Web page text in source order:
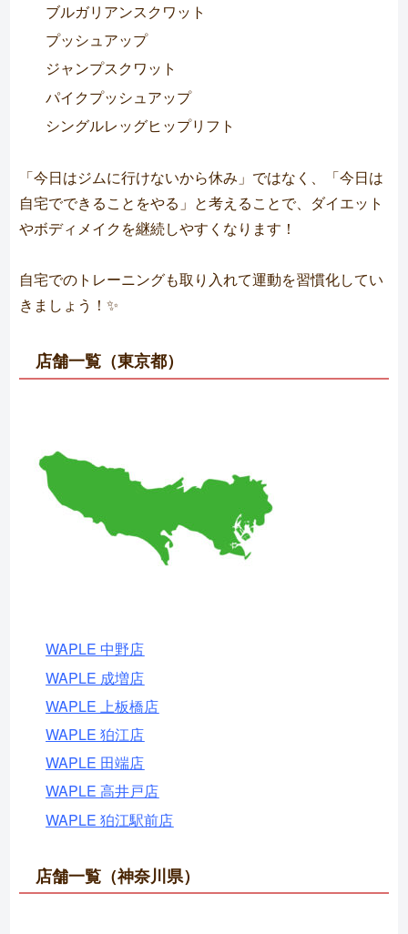
ブルガリアンスクワット
プッシュアップ
ジャンプスクワット
パイクプッシュアップ
シングルレッグヒップリフト
「今日はジムに行けないから休み」ではなく、「今日は
自宅でできることをやる」と考えることで、ダイエット
やボディメイクを継続しやすくなります！
自宅でのトレーニングも取り入れて運動を習慣化してい
きましょう！✨
店舗一覧（東京都）
WAPLE 中野店
WAPLE 成増店
WAPLE 上板橋店
WAPLE 狛江店
WAPLE 田端店
WAPLE 高井戸店
WAPLE 狛江駅前店
店舗一覧（神奈川県）